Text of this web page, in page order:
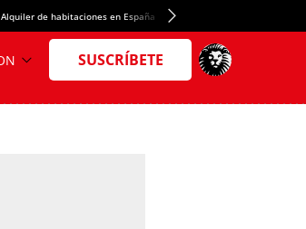
Alquiler de habitaciones en España Crédito del Spotify Camp Nou